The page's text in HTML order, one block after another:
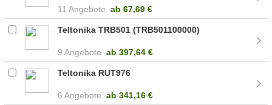
11 Angebote ab 67,69 €
Teltonika TRB501 (TRB501100000)
9 Angebote ab 397,64 €
Teltonika RUT976
6 Angebote ab 341,16 €